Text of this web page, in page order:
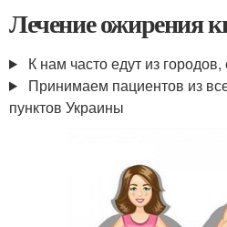
Лечение ожирения
К нам часто едут из
Принимаем пациентов из
пунктов Украины